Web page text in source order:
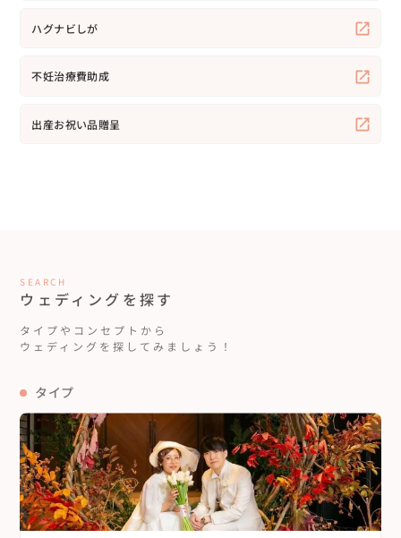
ハグナビしが
不妊治療費助成
出産お祝い品贈呈
SEARCH
ウェディングを探す
タイプやコンセプトから
ウェディングを探してみましょう！
タイプ